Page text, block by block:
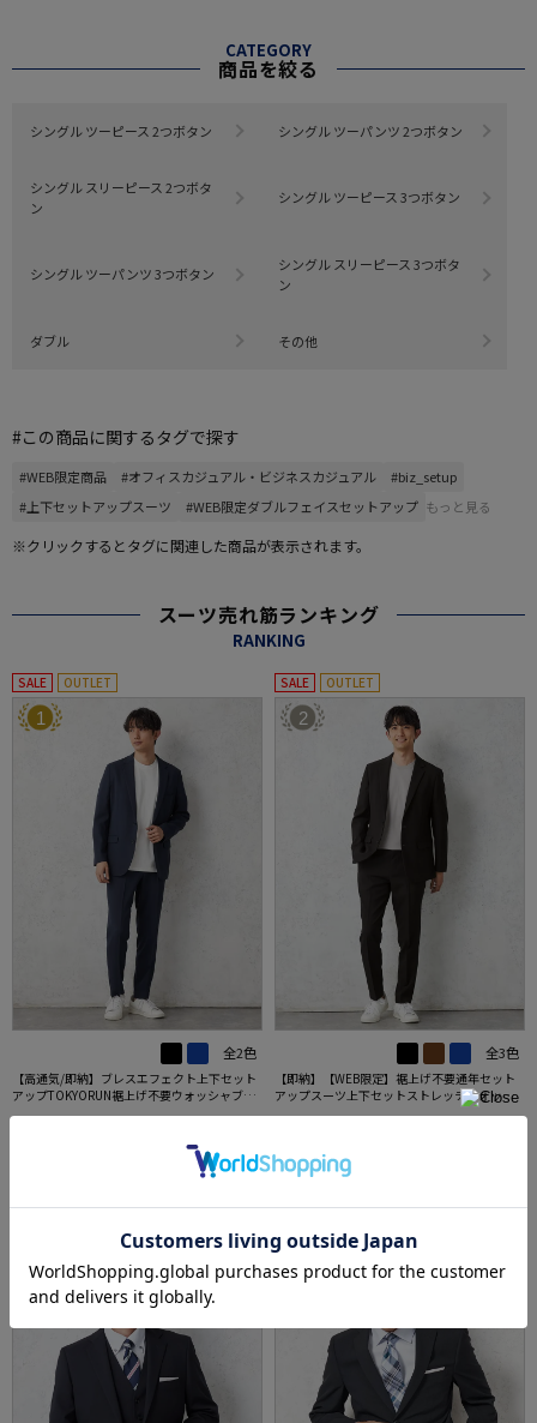
CATEGORY
商品を絞る
シングル ツーピース 2つボタン シングル ツーパンツ 2つボタン
シングル スリーピース 2つボタ
ン
シングル ツーピース 3つボタン
シングル ツーパンツ 3つボタン
シングル スリーピース 3つボタ
ン
ダブル その他
#この商品に関するタグで探す
#WEB限定商品 #オフィスカジュアル・ビジネスカジュアル
#biz_setup
#上下セットアップスーツ
#WEB限定ダブルフェイスセットアップ もっと見る
※クリックするとタグに関連した商品が表示されます。
スーツ売れ筋ランキング
RANKING
SALE OUTLET
1
全2色
【高通気/即納】ブレスエフェクト上下セット
アップTOKYORUN裾上げ不要ウォッシャブル
価格：22,000円
SALE OUTLET
2
全3色
【即納】【WEB限定】裾上げ不要通年セット
アップスーツ上下セットストレッチウォッシ
価格：22,000円
WEB価格： 13,900円
4